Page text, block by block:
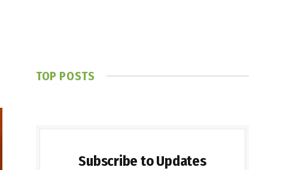
TOP POSTS
Subscribe to Updates